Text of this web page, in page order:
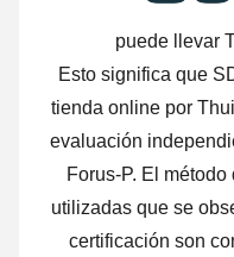
puede llevar
Esto significa que
tienda online por
evaluación
Forus-P. El
utilizadas que se
certificación son